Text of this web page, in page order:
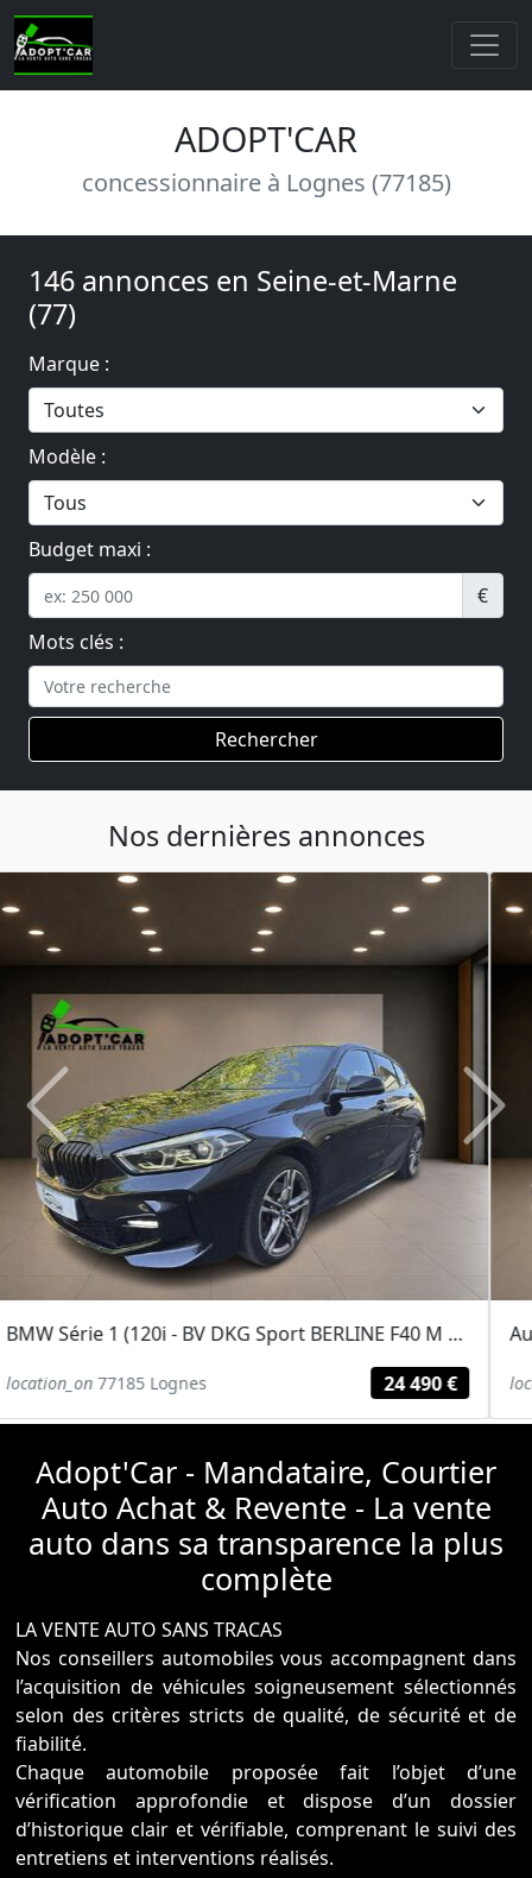
ADOPT'CAR
concessionnaire à Lognes (77185)
146 annonces en Seine-et-Marne
(77)
Marque :
Modèle :
Budget maxi :
€
Mots clés :
Rechercher
Nos dernières annonces
Audi Q6 (Performance - 306 Design)
location_on77185 Lognes 55 990 €
Previous Next
Adopt'Car - Mandataire, Courtier
Auto Achat & Revente - La vente
auto dans sa transparence la plus
complète
LA VENTE AUTO SANS TRACAS
Nos conseillers automobiles vous accompagnent dans
l’acquisition de véhicules soigneusement sélectionnés
selon des critères stricts de qualité, de sécurité et de
fiabilité.
Chaque automobile proposée fait l’objet d’une
vérification approfondie et dispose d’un dossier
d’historique clair et vérifiable, comprenant le suivi des
entretiens et interventions réalisés.